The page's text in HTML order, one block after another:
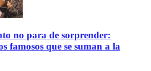
no para de sorprender:
famosos que se suman a la